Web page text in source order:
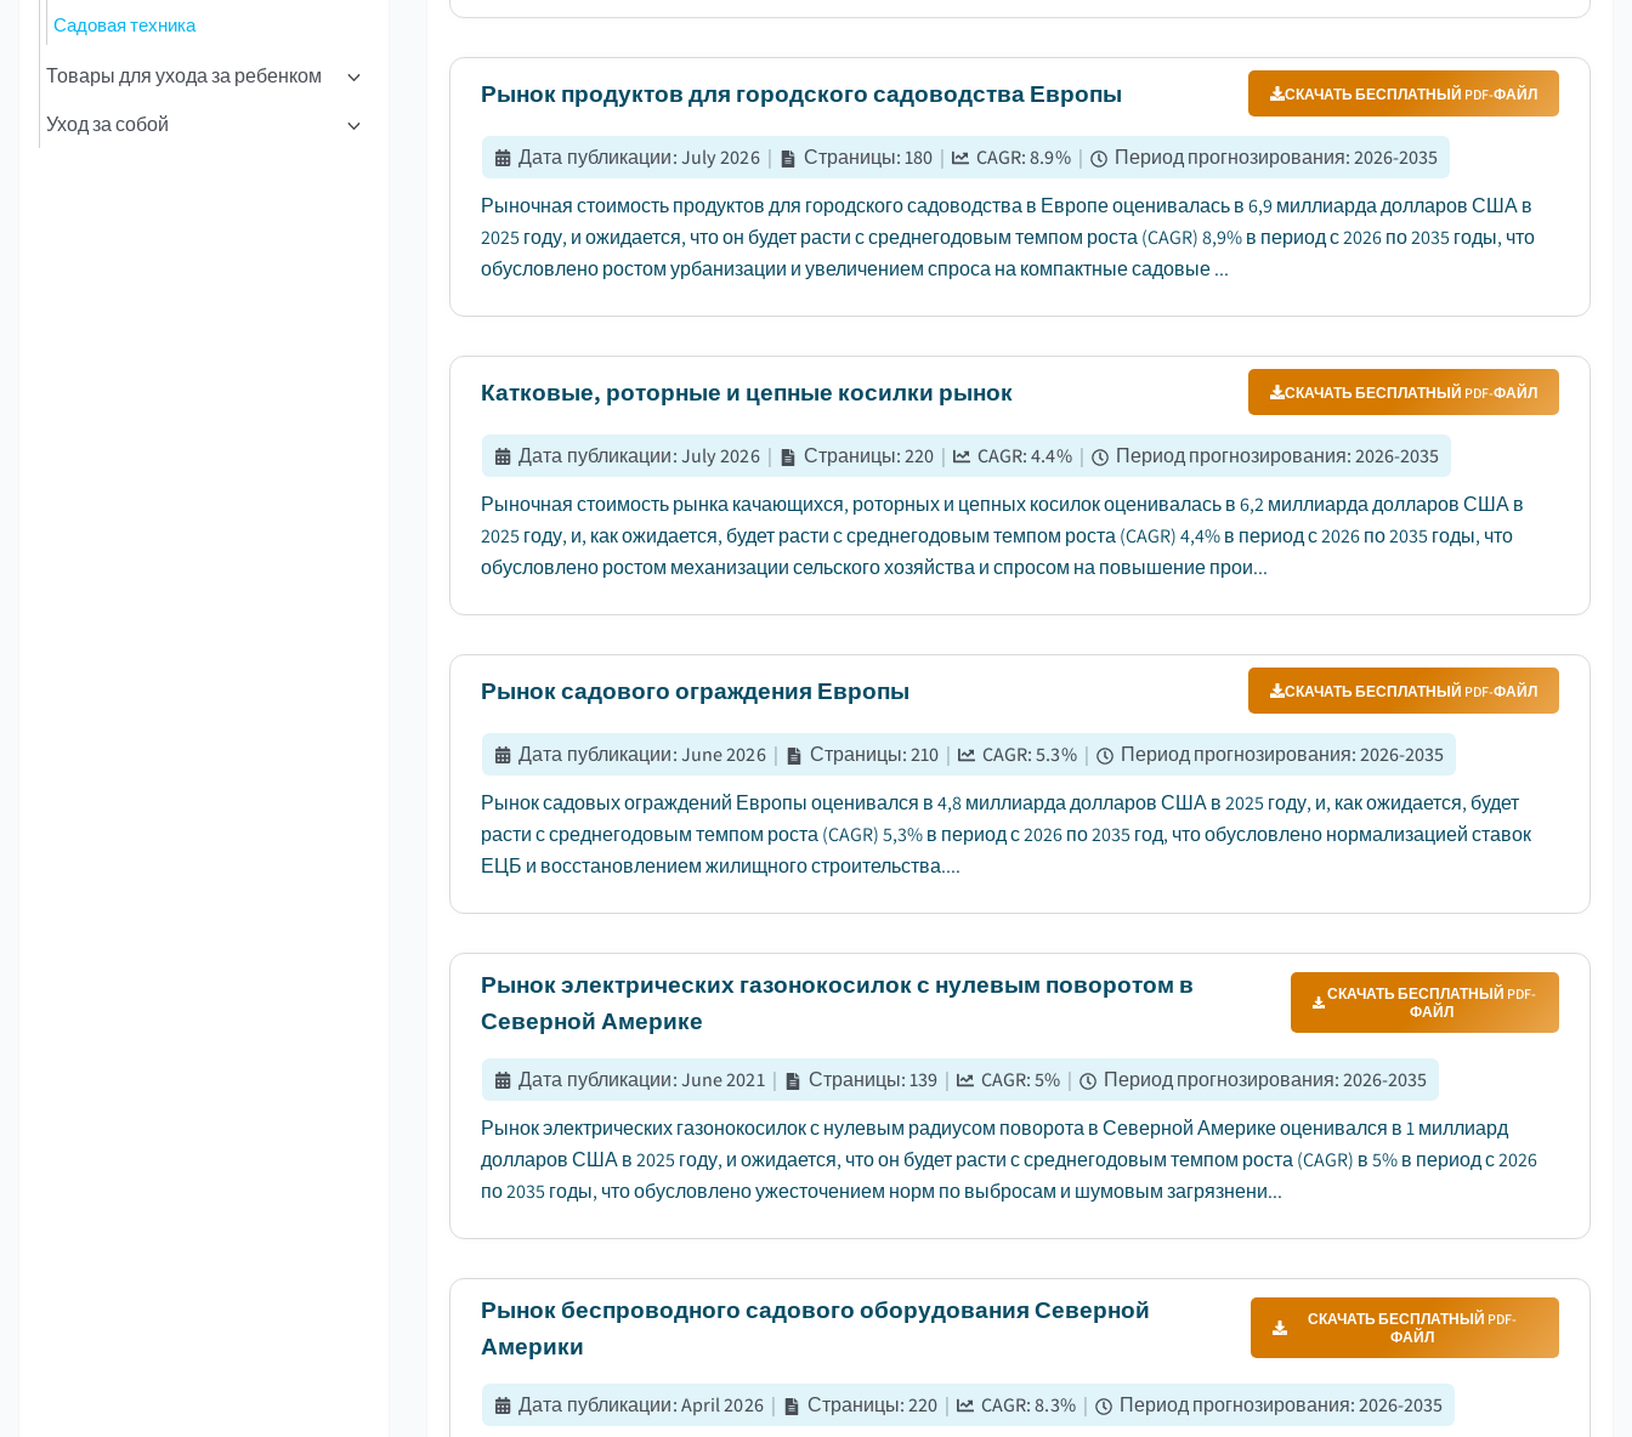
Садовая техника
Товары для ухода за ребенком
Уход за собой
Рынок продуктов для городского садоводства Европы СКАЧАТЬ БЕСПЛАТНЫЙ PDF-ФАЙЛ
Дата публикации:July 2026 | Страницы:180 | CAGR:8.9% | Период прогнозирования:2026-2035
Рыночная стоимость продуктов для городского садоводства в Европе оценивалась в 6,9 миллиарда долларов США в
2025 году, и ожидается, что он будет расти с среднегодовым темпом роста (CAGR) 8,9% в период с 2026 по 2035 годы, что
обусловлено ростом урбанизации и увеличением спроса на компактные садовые ...
Катковые, роторные и цепные косилки рынок СКАЧАТЬ БЕСПЛАТНЫЙ PDF-ФАЙЛ
Дата публикации:July 2026 | Страницы:220 | CAGR:4.4% | Период прогнозирования:2026-2035
Рыночная стоимость рынка качающихся, роторных и цепных косилок оценивалась в 6,2 миллиарда долларов США в
2025 году, и, как ожидается, будет расти с среднегодовым темпом роста (CAGR) 4,4% в период с 2026 по 2035 годы, что
обусловлено ростом механизации сельского хозяйства и спросом на повышение прои...
Рынок садового ограждения Европы СКАЧАТЬ БЕСПЛАТНЫЙ PDF-ФАЙЛ
Дата публикации:June 2026 | Страницы:210 | CAGR:5.3% | Период прогнозирования:2026-2035
Рынок садовых ограждений Европы оценивался в 4,8 миллиарда долларов США в 2025 году, и, как ожидается, будет
расти с среднегодовым темпом роста (CAGR) 5,3% в период с 2026 по 2035 год, что обусловлено нормализацией ставок
ЕЦБ и восстановлением жилищного строительства....
Рынок электрических газонокосилок с нулевым поворотом в
Северной Америке
СКАЧАТЬ БЕСПЛАТНЫЙ PDF-
ФАЙЛ
Дата публикации:June 2021 | Страницы:139 | CAGR:5% | Период прогнозирования:2026-2035
Рынок электрических газонокосилок с нулевым радиусом поворота в Северной Америке оценивался в 1 миллиард
долларов США в 2025 году, и ожидается, что он будет расти с среднегодовым темпом роста (CAGR) в 5% в период с 2026
по 2035 годы, что обусловлено ужесточением норм по выбросам и шумовым загрязнени...
Рынок беспроводного садового оборудования Северной
Америки
СКАЧАТЬ БЕСПЛАТНЫЙ PDF-
ФАЙЛ
Дата публикации:April 2026 | Страницы:220 | CAGR:8.3% | Период прогнозирования:2026-2035